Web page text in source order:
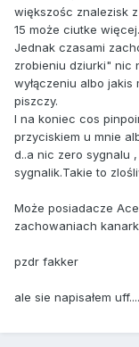
większośc znalezisk z
15 może ciutke więcej.
Jednak czasami
zrobieniu dziurki" nic
wyłączeniu albo
piszczy.
I na koniec cos
przyciskiem u mnie
d..a nic zero sygnalu
sygnalik.Takie to
Może posiadacze
zachowaniach
pzdr fakker
ale sie napisałem